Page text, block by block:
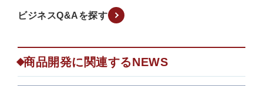
ビジネスQ&Aを探す
商品開発に関連するNEWS